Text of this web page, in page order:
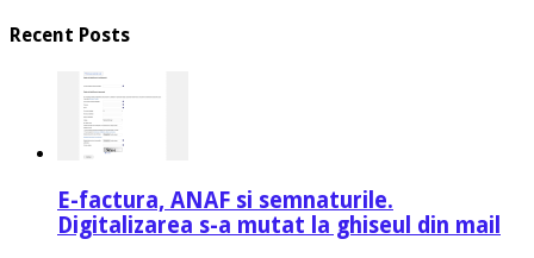
Recent Posts
E-factura, ANAF si semnaturile.
Digitalizarea s-a mutat la ghiseul din mail